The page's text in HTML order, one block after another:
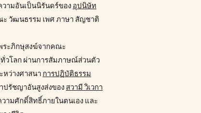
ามอันเป็นนิรันดร์ของอุปนิษัท
ะ วัฒนธรรม เพศ ภาษา สัญชาติ
ระภิกษุสงฆ์จากคณะ
วโลก ผ่านการสัมภาษณ์ส่วนตัว
หว่างศาสนา การปฏิบัติธรรม
ปรัชญาอันสูงส่งของสวามี วิเวกา
ามศักดิ์สิทธิ์ภายในตนเอง และ